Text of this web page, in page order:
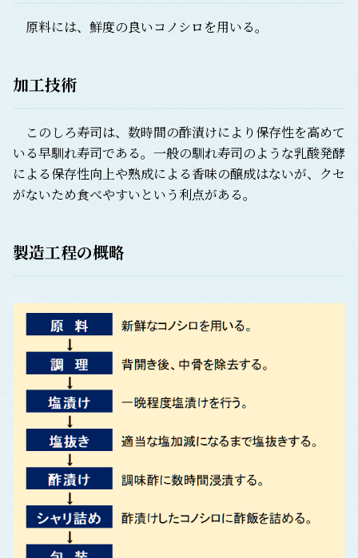
原料には、鮮度の良いコノシロを用いる。
加工技術
このしろ寿司は、数時間の酢漬けにより保存性を高めて
いる早馴れ寿司である。一般の馴れ寿司のような乳酸発酵
による保存性向上や熟成による香味の醸成はないが、クセ
がないため食べやすいという利点がある。
製造工程の概略